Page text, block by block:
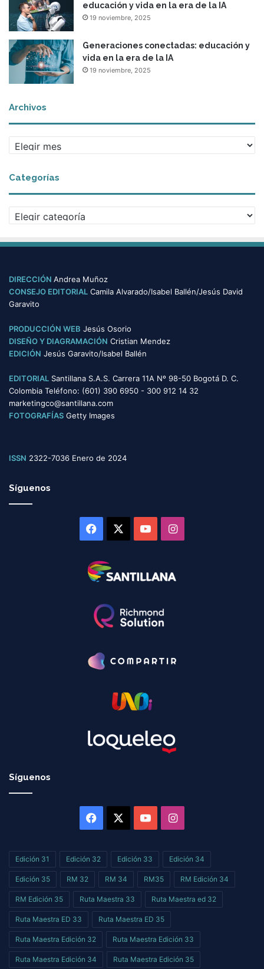
educación y vida en la era de la IA
19 noviembre, 2025
Generaciones conectadas: educación y
vida en la era de la IA
19 noviembre, 2025
Archivos
r
h
i
Categorías
a
e
o
r
s
DIRECCIÓN Andrea Muñoz
CONSEJO EDITORIAL Camila Alvarado/Isabel Ballén/Jesús David
Garavito
PRODUCCIÓN WEB Jesús Osorio
DISEÑO Y DIAGRAMACIÓN Cristian Mendez
EDICIÓN Jesús Garavito/Isabel Ballén
EDITORIAL Santillana S.A.S. Carrera 11A Nº 98-50 Bogotá D. C.
Colombia Teléfono: (601) 390 6950 - 300 912 14 32
marketingco@santillana.com
FOTOGRAFÍAS Getty Images
ISSN 2322-7036 Enero de 2024
Síguenos
Facebook YouTubeInstagram
Síguenos
Facebook YouTubeInstagram
Edición 31 Edición 32 Edición 33 Edición 34
Edición 35 RM 32 RM 34 RM35 RM Edición 34
RM Edición 35 Ruta Maestra 33 Ruta Maestra ed 32
Ruta Maestra ED 33 Ruta Maestra ED 35
Ruta Maestra Edición 32 Ruta Maestra Edición 33
Ruta Maestra Edición 34 Ruta Maestra Edición 35